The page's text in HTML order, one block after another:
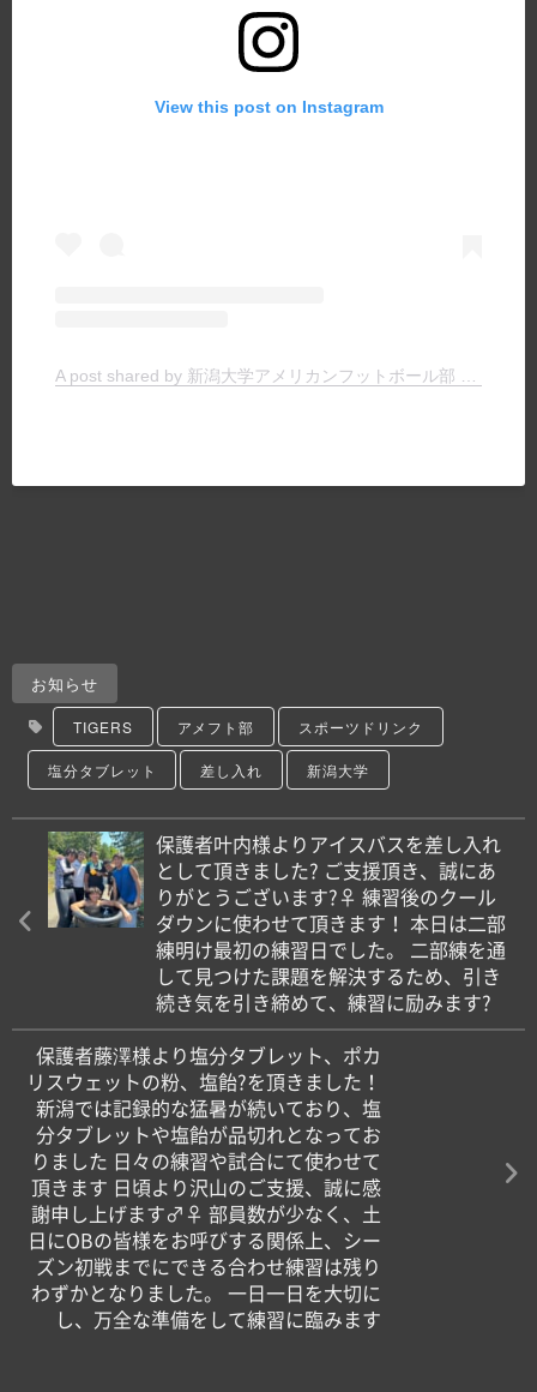
View this post on Instagram
お知らせ
TIGERS アメフト部 スポーツドリンク
塩分タブレット 差し入れ 新潟大学
保護者叶内様よりアイスバスを差し入れ
として頂きました? ご支援頂き、誠にあ
りがとうございます?‍♀️ 練習後のクール
ダウンに使わせて頂きます！ 本日は二部
練明け最初の練習日でした。 二部練を通
して見つけた課題を解決するため、引き
続き気を引き締めて、練習に励みます?
保護者藤澤様より塩分タブレット、ポカ
リスウェットの粉、塩飴?を頂きました！
新潟では記録的な猛暑が続いており、塩
分タブレットや塩飴が品切れとなってお
りました 日々の練習や試合にて使わせて
頂きます 日頃より沢山のご支援、誠に感
謝申し上げます‍♂️‍♀️ 部員数が少なく、土
日にOBの皆様をお呼びする関係上、シー
ズン初戦までにできる合わせ練習は残り
わずかとなりました。 一日一日を大切に
し、万全な準備をして練習に臨みます